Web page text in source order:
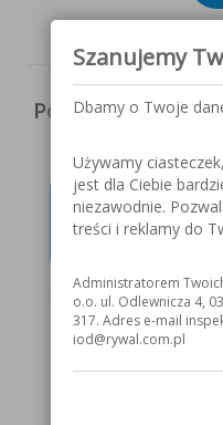
Potrzebujesz
Skontaktuj
Obserwuj
Szanujemy
Dbamy o Twoje
Używamy
jest dla Ciebie
niezawodnie.
treści i reklamy do
Administratorem
o.o. ul. Odlewnicza 4,
317. Adres e-mail
iod@rywal.com.pl